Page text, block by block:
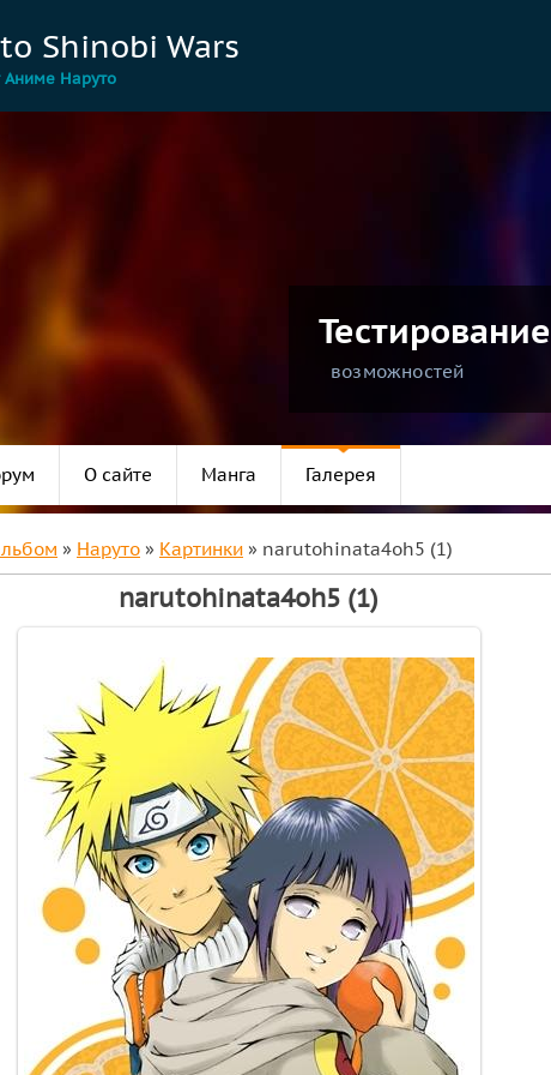
Shinobi Wars
Аниме Наруто
Тестирование
возможностей
О сайте Манга Галерея
» Наруто » Картинки » narutohinata4oh5 (1)
narutohinata4oh5 (1)